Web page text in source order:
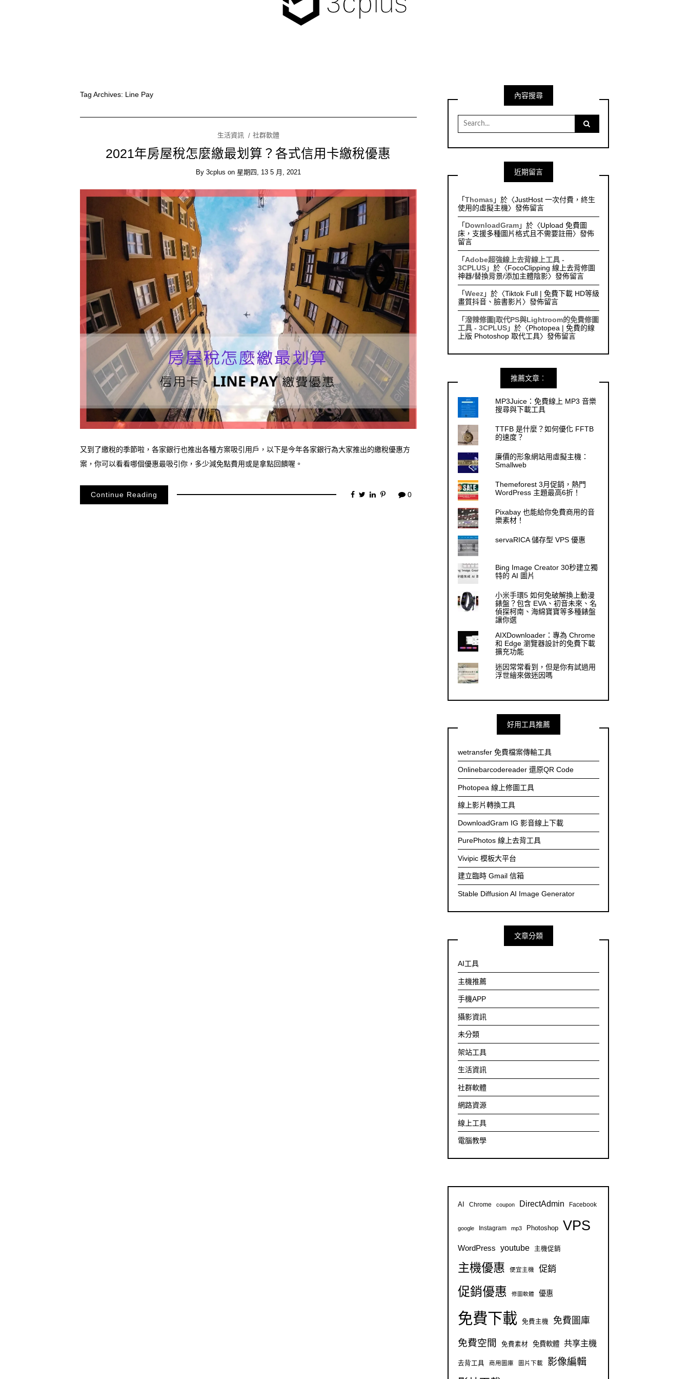
Tag Archives: Line Pay
生活資訊 社群軟體
2021年房屋稅怎麼繳最划算？各式信用卡繳稅優惠
By 3cplus on 星期四, 13 5 月, 2021
又到了繳稅的季節啦，各家銀行也推出各種方案吸引用戶，以下是今年各家銀行為大家推出的繳稅優惠方
案，你可以看看哪個優惠最吸引你，多少減免點費用或是拿點回饋喔。
Continue Reading 0
內容搜尋
Search
for:
近期留言
「Thomas 」於〈JustHost 一次付費，終生
使用的虛擬主機〉發佈留言
「 DownloadGram」於〈Upload 免費圖
床，支援多種圖片格式且不需要註冊〉發佈
留言
「 Adobe超強線上去背線上工具 -
3CPLUS」於〈FocoClipping 線上去背修圖
神器/替換背景/添加主體陰影〉發佈留言
「Weez」於〈Tiktok Full | 免費下載 HD等級
畫質抖音、臉書影片 〉發佈留言
「潑辣修圖|取代PS與Lightroom的免費修圖
工具 - 3CPLUS」於〈Photopea | 免費的線
上版 Photoshop 取代工具〉發佈留言
推薦文章︰
MP3Juice：免費線上 MP3 音樂
搜尋與下載工具
TTFB 是什麼？如何優化 FFTB
的速度？
廉價的形象網站用虛擬主機：
Smallweb
Themeforest 3月促銷，熱門
WordPress 主題最高6折！
Pixabay 也能給你免費商用的音
樂素材！
servaRICA 儲存型 VPS 優惠
Bing Image Creator 30秒建立獨
特的 AI 圖片
小米手環5 如何免破解換上動漫
錶盤？包含 EVA、初音未來、名
偵探柯南、海綿寶寶等多種錶盤
讓你選
AIXDownloader：專為 Chrome
和 Edge 瀏覽器設計的免費下載
擴充功能
迷因常常看到，但是你有試過用
浮世繪來做迷因嗎
好用工具推薦
wetransfer 免費檔案傳輸工具
Onlinebarcodereader 還原QR Code
Photopea 線上修圖工具
線上影片轉換工具
DownloadGram IG 影音線上下載
PurePhotos 線上去背工具
Vivipic 模板大平台
建立臨時 Gmail 信箱
Stable Diffusion AI Image Generator
文章分類
AI工具
主機推薦
手機APP
攝影資訊
未分類
架站工具
生活資訊
社群軟體
網路資源
線上工具
電腦教學
AI Chrome coupon DirectAdmin Facebook
google Instagram mp3 Photoshop VPS
WordPress youtube 主機促銷
主機優惠 便宜主機 促銷
促銷優惠 修圖軟體 優惠
免費下載 免費主機 免費圖庫
免費空間 免費素材 免費軟體 共享主機
去背工具 商用圖庫 圖片下載 影像編輯